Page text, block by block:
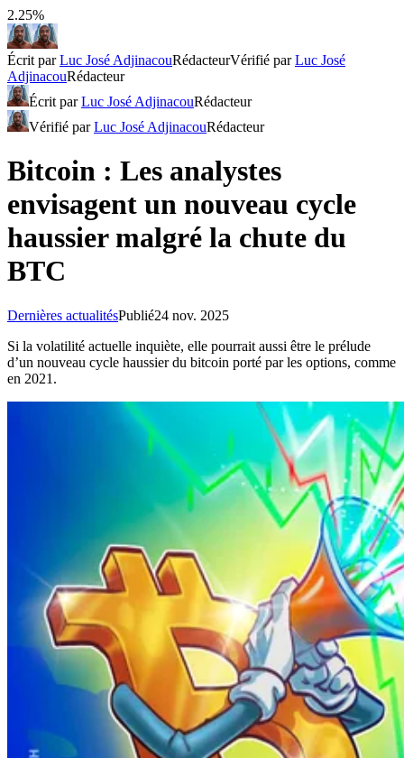
2.25%
Écrit parLuc José AdjinacouRédacteurVérifié parLuc José
AdjinacouRédacteur
Écrit parLuc José AdjinacouRédacteur
Vérifié parLuc José AdjinacouRédacteur
Bitcoin : Les analystes
envisagent un nouveau cycle
haussier malgré la chute du
BTC
Dernières actualitésPublié24 nov. 2025
Si la volatilité actuelle inquiète, elle pourrait aussi être le prélude
d’un nouveau cycle haussier du bitcoin porté par les options, comme
en 2021.